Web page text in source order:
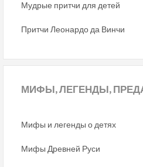
Мудрые притчи для детей
Притчи Леонардо да Винчи
МИФЫ,ЛЕГЕНДЫ,
Мифы и легенды о детях
Мифы Древней Руси